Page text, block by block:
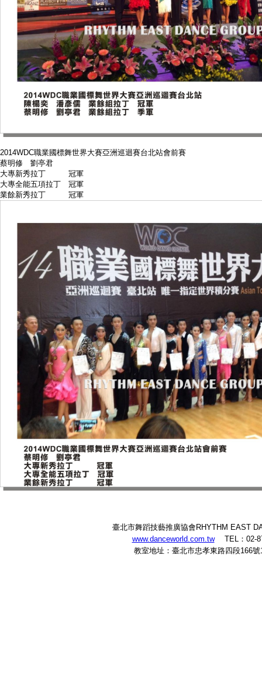
2014WDC職業國標舞世界大賽亞洲巡迴賽台北站會前賽
蔡明修 劉亭君
大專新秀拉丁 冠軍
大專全能五項拉丁 冠軍
業餘新秀拉丁 冠軍
臺北市舞蹈技藝推廣協會RHYTHM EAST
www.danceworld.com.twTEL：02-
教室地址：臺北市忠孝東路四段166號